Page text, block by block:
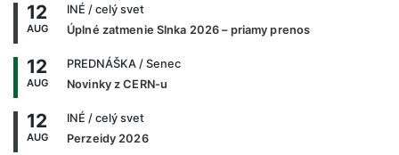
12
AUG
INÉ / celý svet
Úplné zatmenie Slnka 2026 – priamy prenos
12
AUG
PREDNÁŠKA / Senec
Novinky z CERN-u
12
AUG
INÉ / celý svet
Perzeidy 2026